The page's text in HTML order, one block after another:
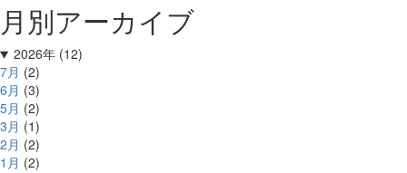
月別アーカイブ
2026年 (12)
7月 (2)
6月 (3)
5月 (2)
3月 (1)
2月 (2)
1月 (2)